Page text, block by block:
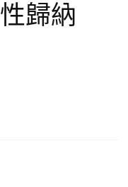
歸納